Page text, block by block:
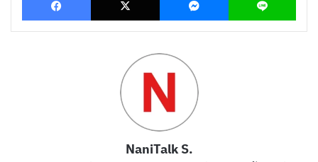
การแก่ชรานะคร้าบบ
อายุไม่ใช่ตัวเลข แต่เป็นความสำเร็จในก้าวต่อไป ขอให้
ปีนี้ได้ก้าวพ้นความท้าทายอย่างงดงาม
สิ่งดีๆ ยังรออยู่ข้างหน้า ขอให้หนึ่งปีข้างหน้าเป็นจุดเริ่ม
ต้นของสิ่งใหม่ๆ ที่น่าตื่นเต้น
อีกหนึ่งปีที่ผ่านไป ได้เวลาตั้งเป้าหมายใหม่ และเก็บ
เกี่ยวพลังงานเพื่อให้บรรลุสิ่งที่ตั้งใจ
NaniTalk S.